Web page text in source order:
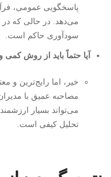
می‌دهد. در حالی که
سودآوری حاکم است.
آیا حتماً باید از روش
خیر، اما رایج‌ترین و
مصاحبه عمیق با
می‌تواند بسیار
تحلیل کیفی است.